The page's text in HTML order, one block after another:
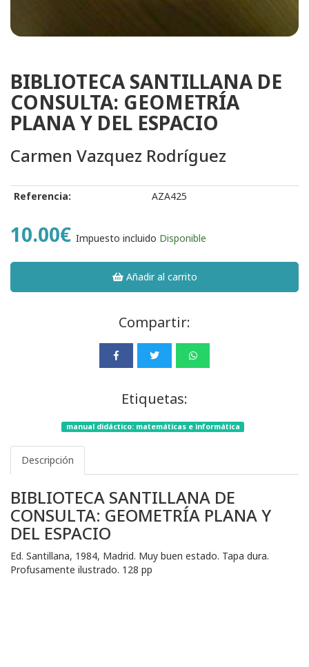
BIBLIOTECA SANTILLANA DE
CONSULTA: GEOMETRÍA
PLANA Y DEL ESPACIO
Carmen Vazquez Rodríguez
Referencia: AZA425
10.00€ Impuesto incluido Disponible
Añadir al carrito
Compartir:
Etiquetas:
manual didáctico: matemáticas e informática
Descripción
BIBLIOTECA SANTILLANA DE
CONSULTA: GEOMETRÍA PLANA Y
DEL ESPACIO
Ed. Santillana, 1984, Madrid. Muy buen estado. Tapa dura.
Profusamente ilustrado. 128 pp